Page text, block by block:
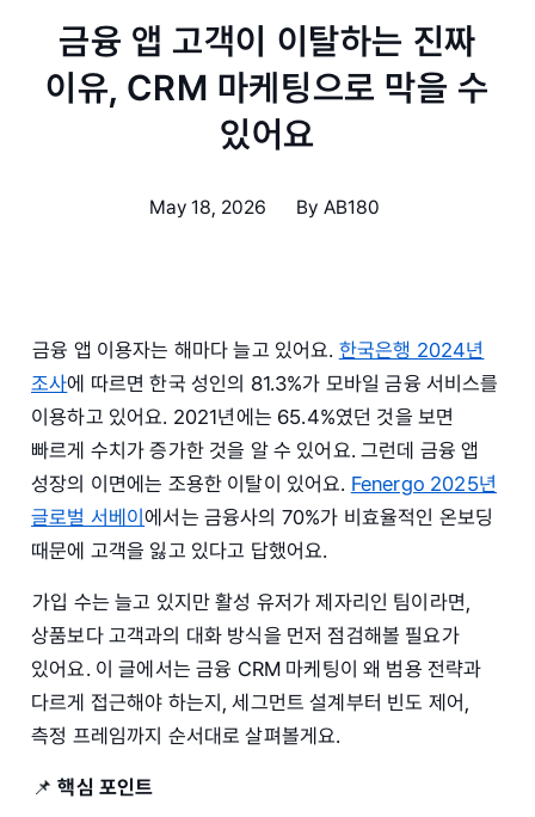
금융 앱 고객이 이탈하는 진짜
이유, CRM 마케팅으로 막을 수
있어요
May 18, 2026 By AB180
금융 앱 이용자는 해마다 늘고 있어요. 한국은행 2024년
조사에 따르면 한국 성인의 81.3%가 모바일 금융 서비스를
이용하고 있어요. 2021년에는 65.4%였던 것을 보면
빠르게 수치가 증가한 것을 알 수 있어요. 그런데 금융 앱
성장의 이면에는 조용한 이탈이 있어요. Fenergo 2025년
글로벌 서베이에서는 금융사의 70%가 비효율적인 온보딩
때문에 고객을 잃고 있다고 답했어요.
가입 수는 늘고 있지만 활성 유저가 제자리인 팀이라면,
상품보다 고객과의 대화 방식을 먼저 점검해볼 필요가
있어요. 이 글에서는 금융 CRM 마케팅이 왜 범용 전략과
다르게 접근해야 하는지, 세그먼트 설계부터 빈도 제어,
측정 프레임까지 순서대로 살펴볼게요.
📌핵심 포인트